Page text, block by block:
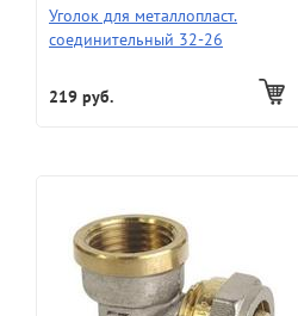
Уголок для металлопласт.
соединительный 32-26
219 руб.